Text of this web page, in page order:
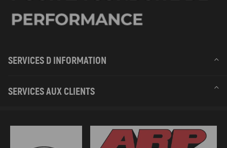
SERVICES D INFORMATION
SERVICES AUX CLIENTS